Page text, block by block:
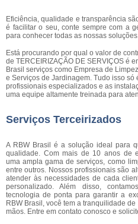
Eficiência, qualidade e transparência
é facilitar o seu, conte sempre com a
para conhecer todas as nossas
Está procurando por qual o valor de
de TERCEIRIZAÇÃO DE SERVIÇOS é
Brasil serviços como Empresa de
e Serviços de Jardinagem. Tudo isso só
profissionais especializados e as
uma equipe altamente treinada para
Serviços Terceirizados
A RBW Brasil é a solução ideal para
qualidade. Com mais de 10 anos de
uma ampla gama de serviços, como
entre outros. Nossos profissionais são
atender às necessidades de cada
personalizado. Além disso,
tecnologia de ponta para garantir a
RBW Brasil, você tem a tranquilidade
mãos. Entre em contato conosco e